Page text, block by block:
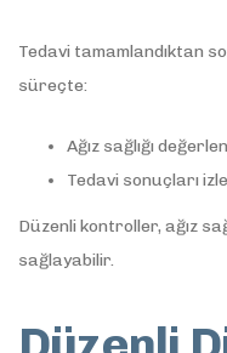
Tedavi tamamlandıktan
süreçte:
Ağız sağlığı
Tedavi sonuçları
Düzenli kontroller, ağız
sağlayabilir.